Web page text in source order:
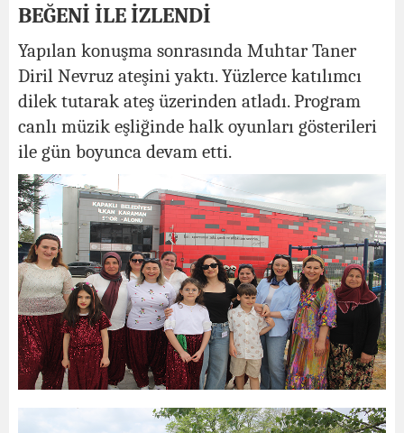
BEĞENİ İLE İZLENDİ
Yapılan konuşma sonrasında Muhtar Taner
Diril Nevruz ateşini yaktı. Yüzlerce katılımcı
dilek tutarak ateş üzerinden atladı. Program
canlı müzik eşliğinde halk oyunları gösterileri
ile gün boyunca devam etti.